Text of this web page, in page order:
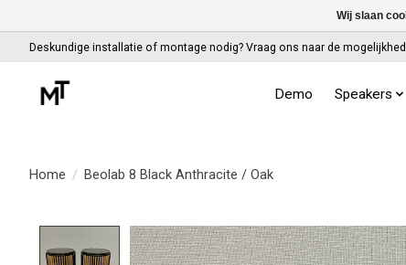
Deskundige installatie of montage nodig? Vraag ons naar de
Demo Speakers
Home / Beolab 8 Black Anthracite / Oak
Product image slideshow Items
Wij slaan